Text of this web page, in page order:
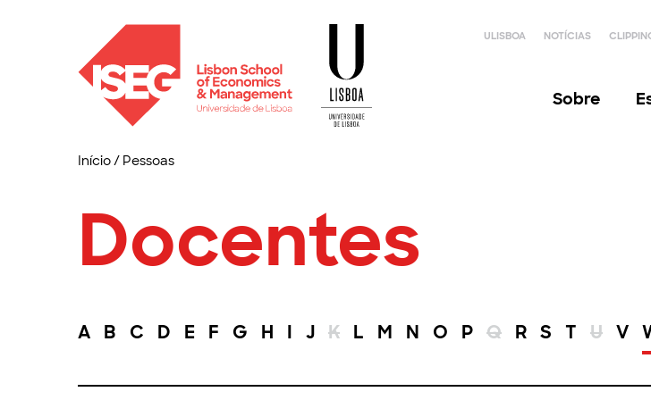
ULISBOA NOTÍCIAS
Sobre
Início/ Pessoas
Docentes
A B C D E F G H I J K L M N O P Q R S T U V